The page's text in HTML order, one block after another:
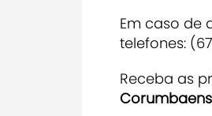
Em caso de
telefones:
Receba as